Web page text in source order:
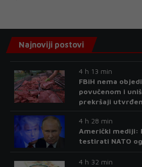
Najnoviji postovi
4 h 13 min
FBiH nema
povučenom i
prekršaji
4 h 28 min
Američki mediji:
testirati NATO
4 h 32 min